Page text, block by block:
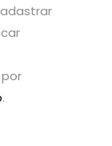
.